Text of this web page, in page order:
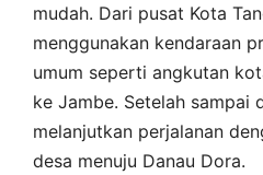
mudah. Dari pusat Kota
menggunakan kendaraan
umum seperti angkutan
ke Jambe. Setelah sampai
melanjutkan perjalanan
desa menuju Danau Dora.